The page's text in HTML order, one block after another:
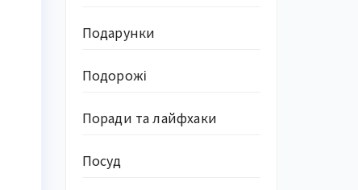
Подарунки
Подорожі
Поради та лайфхаки
Посуд